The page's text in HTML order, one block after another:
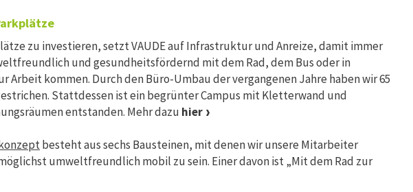
zu investieren, setzt VAUDE auf Infrastruktur und Anreize, damit immer
und gesundheitsfördernd mit dem Rad, dem Bus oder in
Arbeit kommen. Durch den Büro-Umbau der vergangenen Jahre haben wir 65
Stattdessen ist ein begrünter Campus mit Kletterwand und
entstanden. Mehr dazu hier
besteht aus sechs Bausteinen, mit denen wir unsere Mitarbeiter
umweltfreundlich mobil zu sein. Einer davon ist „Mit dem Rad zur